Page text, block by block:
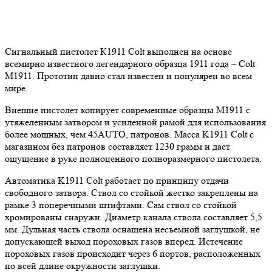
Сигнальный пистолет К1911 Colt выполнен на основе
всемирно известного легендарного образца 1911 года – Colt
M1911. Прототип давно стал известен и популярен во всем
мире.
Внешне пистолет копирует современные образцы М1911 с
утяжеленным затвором и усиленной рамой для использования
более мощных, чем 45AUTO, патронов. Масса K1911 Colt с
магазином без патронов составляет 1230 грамм и дает
ощущение в руке полноценного полноразмерного пистолета.
Автоматика K1911 Colt работает по принципу отдачи
свободного затвора. Ствол со стойкой жестко закреплены на
рамке 3 поперечными штифтами. Сам ствол со стойкой
хромированы снаружи. Диаметр канала ствола составляет 5,5
мм. Дульная часть ствола оснащена несъемной заглушкой, не
допускающей выход пороховых газов вперед. Истечение
пороховых газов происходит через 6 портов, расположенных
по всей длине окружности заглушки.